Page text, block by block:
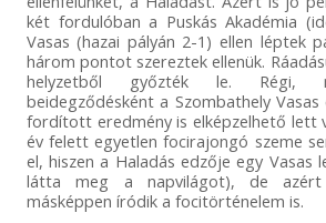
két fordulóban a Puskás Akadémia
Vasas (hazai pályán 2-1) ellen léptek
három pontot szereztek ellenük.
helyzetből győzték le. Régi,
beidegződésként a Szombathely Vasas
fordított eredmény is elképzelhető lett
év felett egyetlen focirajongó szeme
el, hiszen a Haladás edzője egy Vasas
látta meg a napvilágot), de azért
másképpen íródik a focitörténelem is.